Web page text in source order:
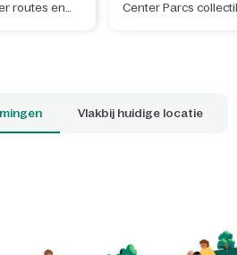
routes en
Center Parcs
Vlakbij huidige locatie